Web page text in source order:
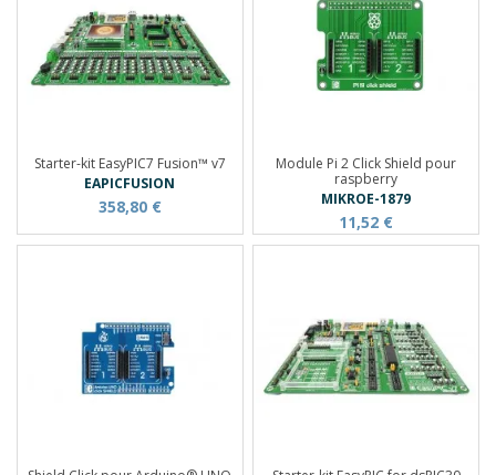
Starter-kit EasyPIC7 Fusion™ v7
EAPICFUSION
358,80 €
Module Pi 2 Click Shield pour
raspberry
MIKROE-1879
11,52 €